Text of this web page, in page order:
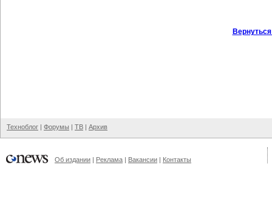
Техноблог | Форумы | ТВ | Архив
Об издании | Реклама | Вакансии | Контакты